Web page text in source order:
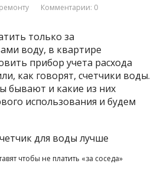
Комментарии: 0
только за
воду, в квартире
прибор учета расхода
как говорят, счетчики воды.
бывают и какие из них
использования и будем
чтобы не платить «за соседа»